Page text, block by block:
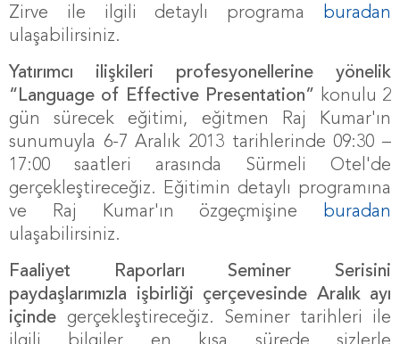
Zirve ile ilgili detaylı programa buradan
ulaşabilirsiniz.
Yatırımcı ilişkileri profesyonellerine yönelik
“Language of Effective Presentation” konulu 2
gün sürecek eğitimi, eğitmen Raj Kumar'ın
sunumuyla 6-7 Aralık 2013 tarihlerinde 09:30 –
17:00 saatleri arasında Sürmeli Otel'de
gerçekleştireceğiz. Eğitimin detaylı programına
ve Raj Kumar'ın özgeçmişine buradan
ulaşabilirsiniz.
Faaliyet Raporları Seminer Serisini
paydaşlarımızla işbirliği çerçevesinde Aralık ayı
içinde gerçekleştireceğiz. Seminer tarihleri ile